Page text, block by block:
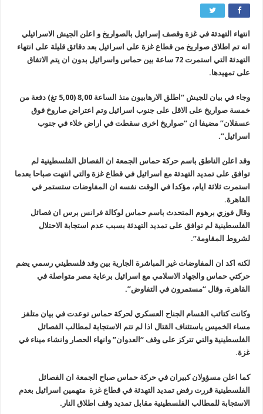
انتهاء التهدئة في غزة وقصف إسرائيل بالصواريخ و اعلن الجيش الاسرائيلي
انه تم اطلاق صواريخ من قطاع غزة على اسرائيل بعد دقائق قليلة على انتهاء
التهدئة التي استمرت 72 ساعة بين حماس واسرائيل بدون ان يتم الاتفاق
على تمهيدها.
وجاء في بيان للجيش “اطلق الارهابيون منذ الساعة 8,00 (5,00 تغ) دفعة من
خمسة صواريخ على الاقل على جنوب اسرائيل وتم اعتراض صاروخ فوق
عسقلان” مضيفا ان “صواريخ اخرى سقطت في اراض خلاء في جنوب
اسرائيل”.
وقد اعلن الناطق باسم حركة حماس الجمعة ان الفصائل الفلسطينية لم
توافق على تمديد التهدئة مع اسرائيل في قطاع غزة والتي انتهت صباحا بعدما
استمرت ثلاثة ايام، مؤكدا في الوقت نفسه ان المفاوضات ستستمر في
القاهرة.
وقال فوزي برهوم المتحدث باسم حماس لوكالة فرانس برس ان فصائل
الفلسطينية لم توافق على تمديد التهدئة بسبب عدم استجابة الاحتلال
لشروط المقاومة”.
لكنه اكد ان المفاوضات غير المباشرة الجارية بين وفد فلسطيني رسمي يضم
حركتي حماس والجهاد الاسلامي مع اسرائيل برعاية مصر متواصلة في
القاهرة، وقال “مستمرون في التفاوض”.
وكانت كتائب القسام الجناح العسكري لحركة حماس توعدت في بيان متلفز
مساء الخميس باستئناف القتال اذا لم تتم الاستجابة لمطالب الفصائل
الفلسطينية والتي تتركز على وقف “العدوان” وانهاء الحصار وانشاء ميناء في
غزة.
كما اعلن مسؤولان كبيران في حركة حماس صباح الجمعة ان الفصائل
الفلسطينية قررت رفض تمديد التهدئة في قطاع غزة متهمين اسرائيل بعدم
الاستجابة للمطالب الفلسطينية مقابل تمديد وقف اطلاق النار.